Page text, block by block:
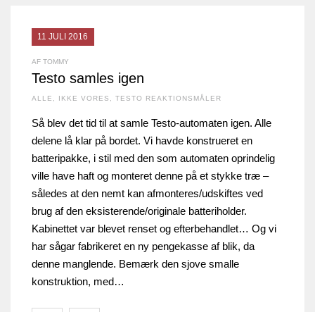
11 JULI 2016
AF TOMMY
Testo samles igen
ALLE IKKE VORES TESTO REAKTIONSMÅLER
Så blev det tid til at samle Testo-automaten igen. Alle
delene lå klar på bordet. Vi havde konstrueret en
batteripakke, i stil med den som automaten oprindelig
ville have haft og monteret denne på et stykke træ –
således at den nemt kan afmonteres/udskiftes ved
brug af den eksisterende/originale batteriholder.
Kabinettet var blevet renset og efterbehandlet… Og vi
har sågar fabrikeret en ny pengekasse af blik, da
denne manglende. Bemærk den sjove smalle
konstruktion, med…